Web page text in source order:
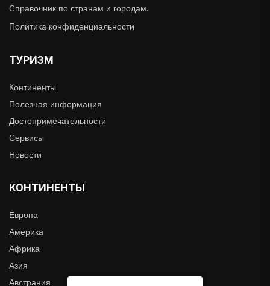
Справочник по странам и городам.
Политика конфиденциальности
ТУРИЗМ
Континенты
Полезная информация
Достопримечательности
Сервисы
Новости
КОНТИНЕНТЫ
Европа
Америка
Африка
Азия
Австрания